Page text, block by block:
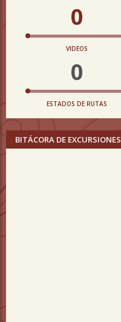
0
VIDEOS
0
ESTADOS DE RUTAS
BITÁCORA DE EXCURSIONES